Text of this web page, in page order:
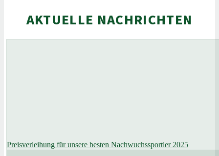
AKTUELLE NACHRICHTEN
Preisverleihung für unsere besten Nachwuchssportler 2025